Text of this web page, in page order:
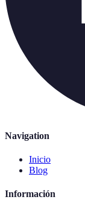
Navigation
Inicio
Blog
Información